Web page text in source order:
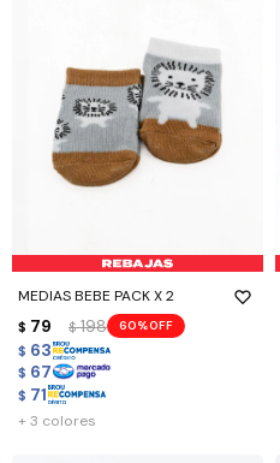
MEDIAS BEBE PACK X 2
$ 79 $ 198 60
$ 63
$ 67
$ 71
+ 3 colores